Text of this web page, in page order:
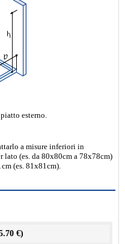
esterno.
a misure inferiori in
lato (es. da 80x80cm a 78x78cm)
(es. 81x81cm).
€)